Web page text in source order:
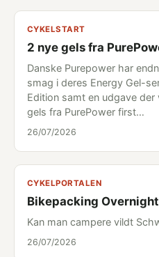
CYKELSTART
2 nye gels fra
Danske Purepower har
smag i deres Energy Gel-
Edition samt en udgave
gels fra PurePower first…
26/07/2026
CYKELPORTALEN
Bikepacking
Kan man campere vildt
26/07/2026